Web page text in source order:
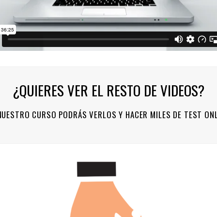
¿QUIERES VER EL RESTO DE VIDEOS?
CURSO PODRÁS VERLOS Y HACER MILES DE TEST